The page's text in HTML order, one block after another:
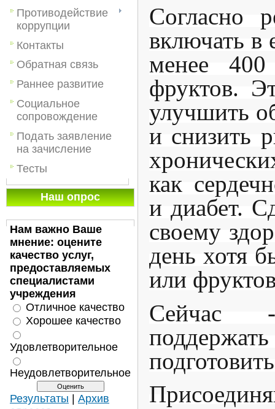
Противодействие
коррупции
Контакты
Обратная связь
Раннее развитие
Социальное
сопровождение
Подать заявление
на зачисление
Тесты
Наш опрос
Нам важно Ваше
мнение: оцените
качество услуг,
предоставляемых
специалистами
учреждения
Отличное качество
Хорошее качество
Удовлетворительное
Неудовлетворительное
Результаты
Архив
Согласно
включать в
менее
фруктов.
улучшить
и снизить
как
и диабет.
своему
день хотя
или
Сейчас